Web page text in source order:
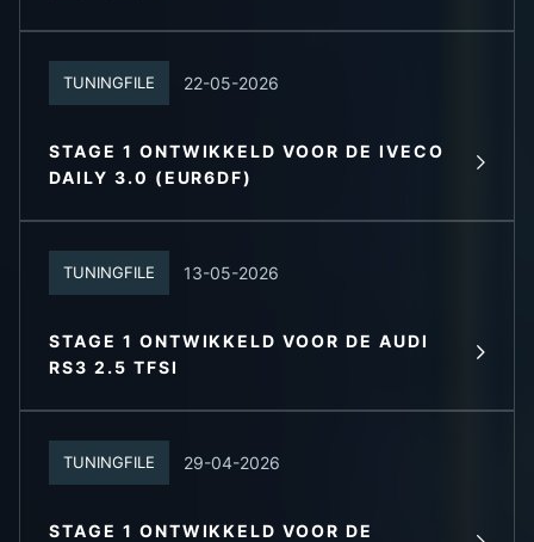
LEES MEER
STAGE 1 ONTWIKKELD VOOR DE IVECO
DAILY 3.0 (EUR6DF)
TUNINGFILE 22-05-2026
LEES MEER
STAGE 1 ONTWIKKELD VOOR DE AUDI
RS3 2.5 TFSI
TUNINGFILE 13-05-2026
STAGE 1 ONTWIKKELD VOOR DE
TUNINGFILE 29-04-2026